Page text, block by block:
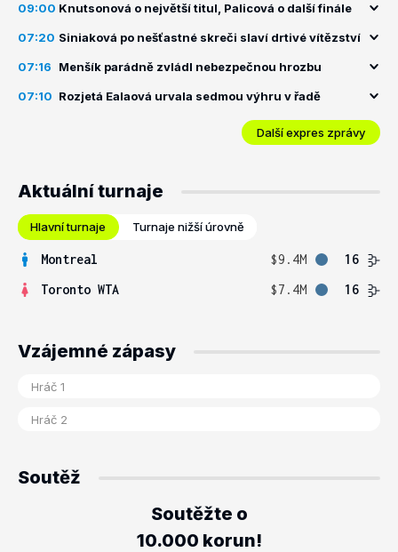
09:00 Knutsonová o největší titul, Palicová o další finále
07:20 Siniaková po nešťastné skreči slaví drtivé vítězství
07:16 Menšík parádně zvládl nebezpečnou hrozbu
07:10 Rozjetá Ealaová urvala sedmou výhru v řadě
Další expres zprávy
Aktuální turnaje
Hlavní turnaje Turnaje nižší úrovně
Montreal $9.4M
16
Toronto WTA
$7.4M 16
Vzájemné zápasy
Soutěž
Soutěžte o
10.000 korun!